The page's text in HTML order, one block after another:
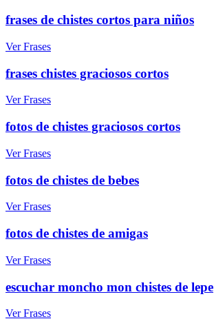
frases de chistes cortos para niños
Ver Frases
frases chistes graciosos cortos
Ver Frases
fotos de chistes graciosos cortos
Ver Frases
fotos de chistes de bebes
Ver Frases
fotos de chistes de amigas
Ver Frases
escuchar moncho mon chistes de lepe
Ver Frases